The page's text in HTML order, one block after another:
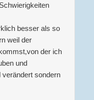
besser als so
weil der
der ich
und
sondern